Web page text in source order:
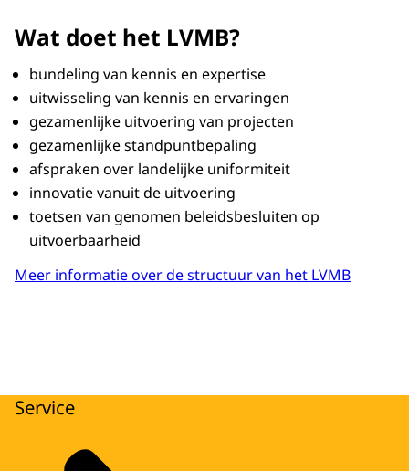
Wat doet het LVMB?
bundeling van kennis en expertise
uitwisseling van kennis en ervaringen
gezamenlijke uitvoering van projecten
gezamenlijke standpuntbepaling
afspraken over landelijke uniformiteit
innovatie vanuit de uitvoering
toetsen van genomen beleidsbesluiten op
uitvoerbaarheid
Meer informatie over de structuur van het LVMB
Service